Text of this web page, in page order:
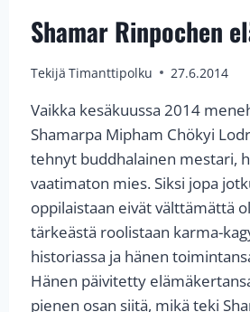
Shamar Rinpochen
Tekijä Timanttipolku 27.6.2014
Vaikka kesäkuussa 2014
Shamarpa Mipham Chökyi
tehnyt buddhalainen mestari,
vaatimaton mies. Siksi jopa
oppilaistaan eivät välttämättä
tärkeästä roolistaan karma-
historiassa ja hänen
Hänen päivitetty
pienen osan siitä, mikä teki